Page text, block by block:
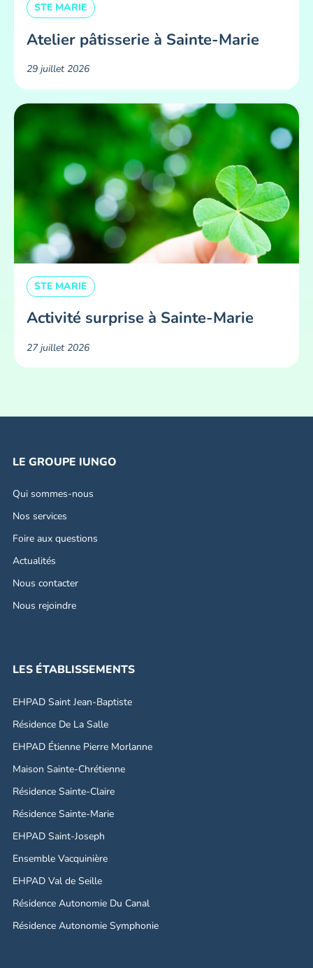
STE MARIE
Atelier pâtisserie à Sainte-Marie
29 juillet 2026
STE MARIE
Activité surprise à Sainte-Marie
27 juillet 2026
LE GROUPE IUNGO
Qui sommes-nous
Nos services
Foire aux questions
Actualités
Nous contacter
Nous rejoindre
LES ÉTABLISSEMENTS
EHPAD Saint Jean-Baptiste
Résidence De La Salle
EHPAD Étienne Pierre Morlanne
Maison Sainte-Chrétienne
Résidence Sainte-Claire
Résidence Sainte-Marie
EHPAD Saint-Joseph
Ensemble Vacquinière
EHPAD Val de Seille
Résidence Autonomie Du Canal
Résidence Autonomie Symphonie